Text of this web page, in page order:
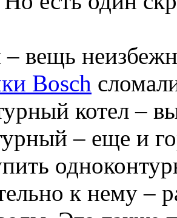
вещь
Bosch
котел –
– еще и
к нему –